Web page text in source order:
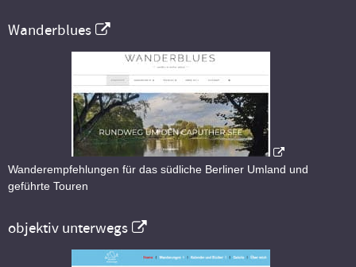
Wanderblues
Wanderempfehlungen für das südliche Berliner Umland und
geführte Touren
objektiv unterwegs